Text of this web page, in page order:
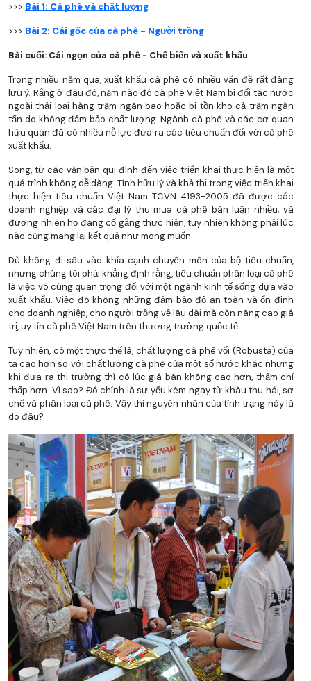
>>> Bài 1: Cà phê và chất lượng
>>> Bài 2: Cái gốc của cà phê - Người trồng
Bài cuối: Cái ngọn của cà phê - Chế biến và xuất khẩu
Trong nhiều năm qua, xuất khẩu cà phê có nhiều vấn đề rất đáng
lưu ý. Rằng ở đâu đó, năm nào đó cà phê Việt Nam bị đối tác nước
ngoài thải loại hàng trăm ngàn bao hoặc bị tồn kho cả trăm ngàn
tấn do không đảm bảo chất lượng. Ngành cà phê và các cơ quan
hữu quan đã có nhiều nỗ lực đưa ra các tiêu chuẩn đối với cà phê
xuất khẩu.
Song, từ các văn bản qui định đến việc triển khai thực hiện là một
quá trình không dễ dàng. Tính hữu lý và khả thi trong việc triển khai
thực hiện tiêu chuẩn Việt Nam TCVN 4193-2005 đã được các
doanh nghiệp và các đại lý thu mua cà phê bàn luận nhiều; và
đương nhiên họ đang cố gắng thực hiện, tuy nhiên không phải lúc
nào cũng mang lại kết quả như mong muốn.
Dù không đi sâu vào khía cạnh chuyên môn của bộ tiêu chuẩn,
nhưng chúng tôi phải khẳng định rằng, tiêu chuẩn phân loại cà phê
là việc vô cùng quan trọng đối với một ngành kinh tế sống dựa vào
xuất khẩu. Việc đó không những đảm bảo độ an toàn và ổn định
cho doanh nghiệp, cho người trồng về lâu dài mà còn nâng cao giá
trị, uy tín cà phê Việt Nam trên thương trường quốc tế.
Tuy nhiên, có một thực thế là, chất lượng cà phê vối (Robusta) của
ta cao hơn so với chất lượng cà phê của một số nước khác nhưng
khi đưa ra thị trường thì có lúc giá bán không cao hơn, thậm chí
thấp hơn. Vì sao? Đó chính là sự yếu kém ngay từ khâu thu hái, sơ
chế và phân loại cà phê. Vậy thì nguyên nhân của tình trạng này là
do đâu?